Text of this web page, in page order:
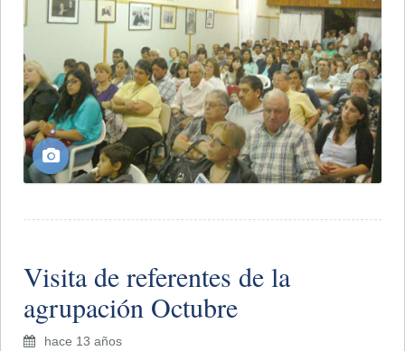
Visita de referentes de la
agrupación Octubre
hace 13 años